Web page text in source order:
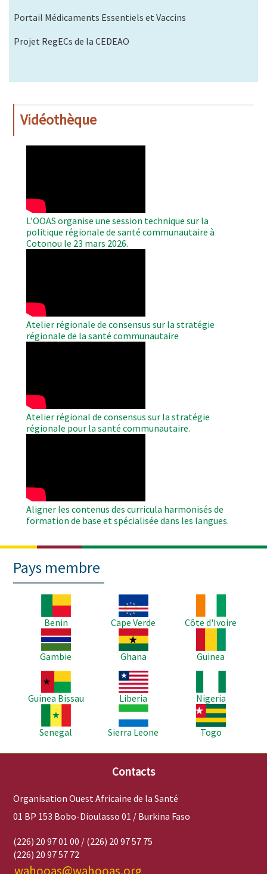
Portail Médicaments Essentiels et Vaccins
Projet RegECs de la CEDEAO
Vidéothèque
L’OOAS organise une session technique sur la
politique régionale de santé communautaire à
Cotonou le 23 mars 2026.
Atelier régionale de consensus sur la stratégie
régionale de la santé communautaire
Atelier régional de consensus sur la stratégie
régionale pour la santé communautaire.
Aligner les contenus des curricula harmonisés de
formation de base et spécialisée dans les langues.
Pays membre
Benin
Image
Cape Verde
Côte d'Ivoire
Image
Gambie
Image
Ghana
Guinea
Image
Guinea Bissau
Image
Liberia
Nigeria
Senegal
Image
Sierra Leone
Image
Togo
Contacts
Organisation Ouest Africaine de la Santé
01 BP 153 Bobo-Dioulasso 01 / Burkina Faso
(226) 20 97 01 00 / (226) 20 97 57 75
(226) 20 97 57 72